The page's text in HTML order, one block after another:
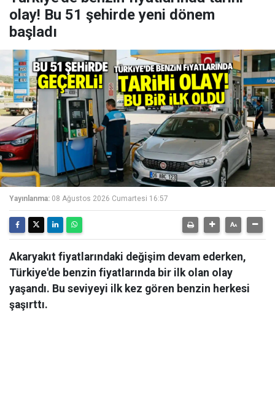
olay! Bu 51 şehirde yeni dönem
başladı
Yayınlanma: 08 Ağustos 2026 Cumartesi 16:57
Akaryakıt fiyatlarındaki değişim devam ederken,
Türkiye'de benzin fiyatlarında bir ilk olan olay
yaşandı. Bu seviyeyi ilk kez gören benzin herkesi
şaşırttı.